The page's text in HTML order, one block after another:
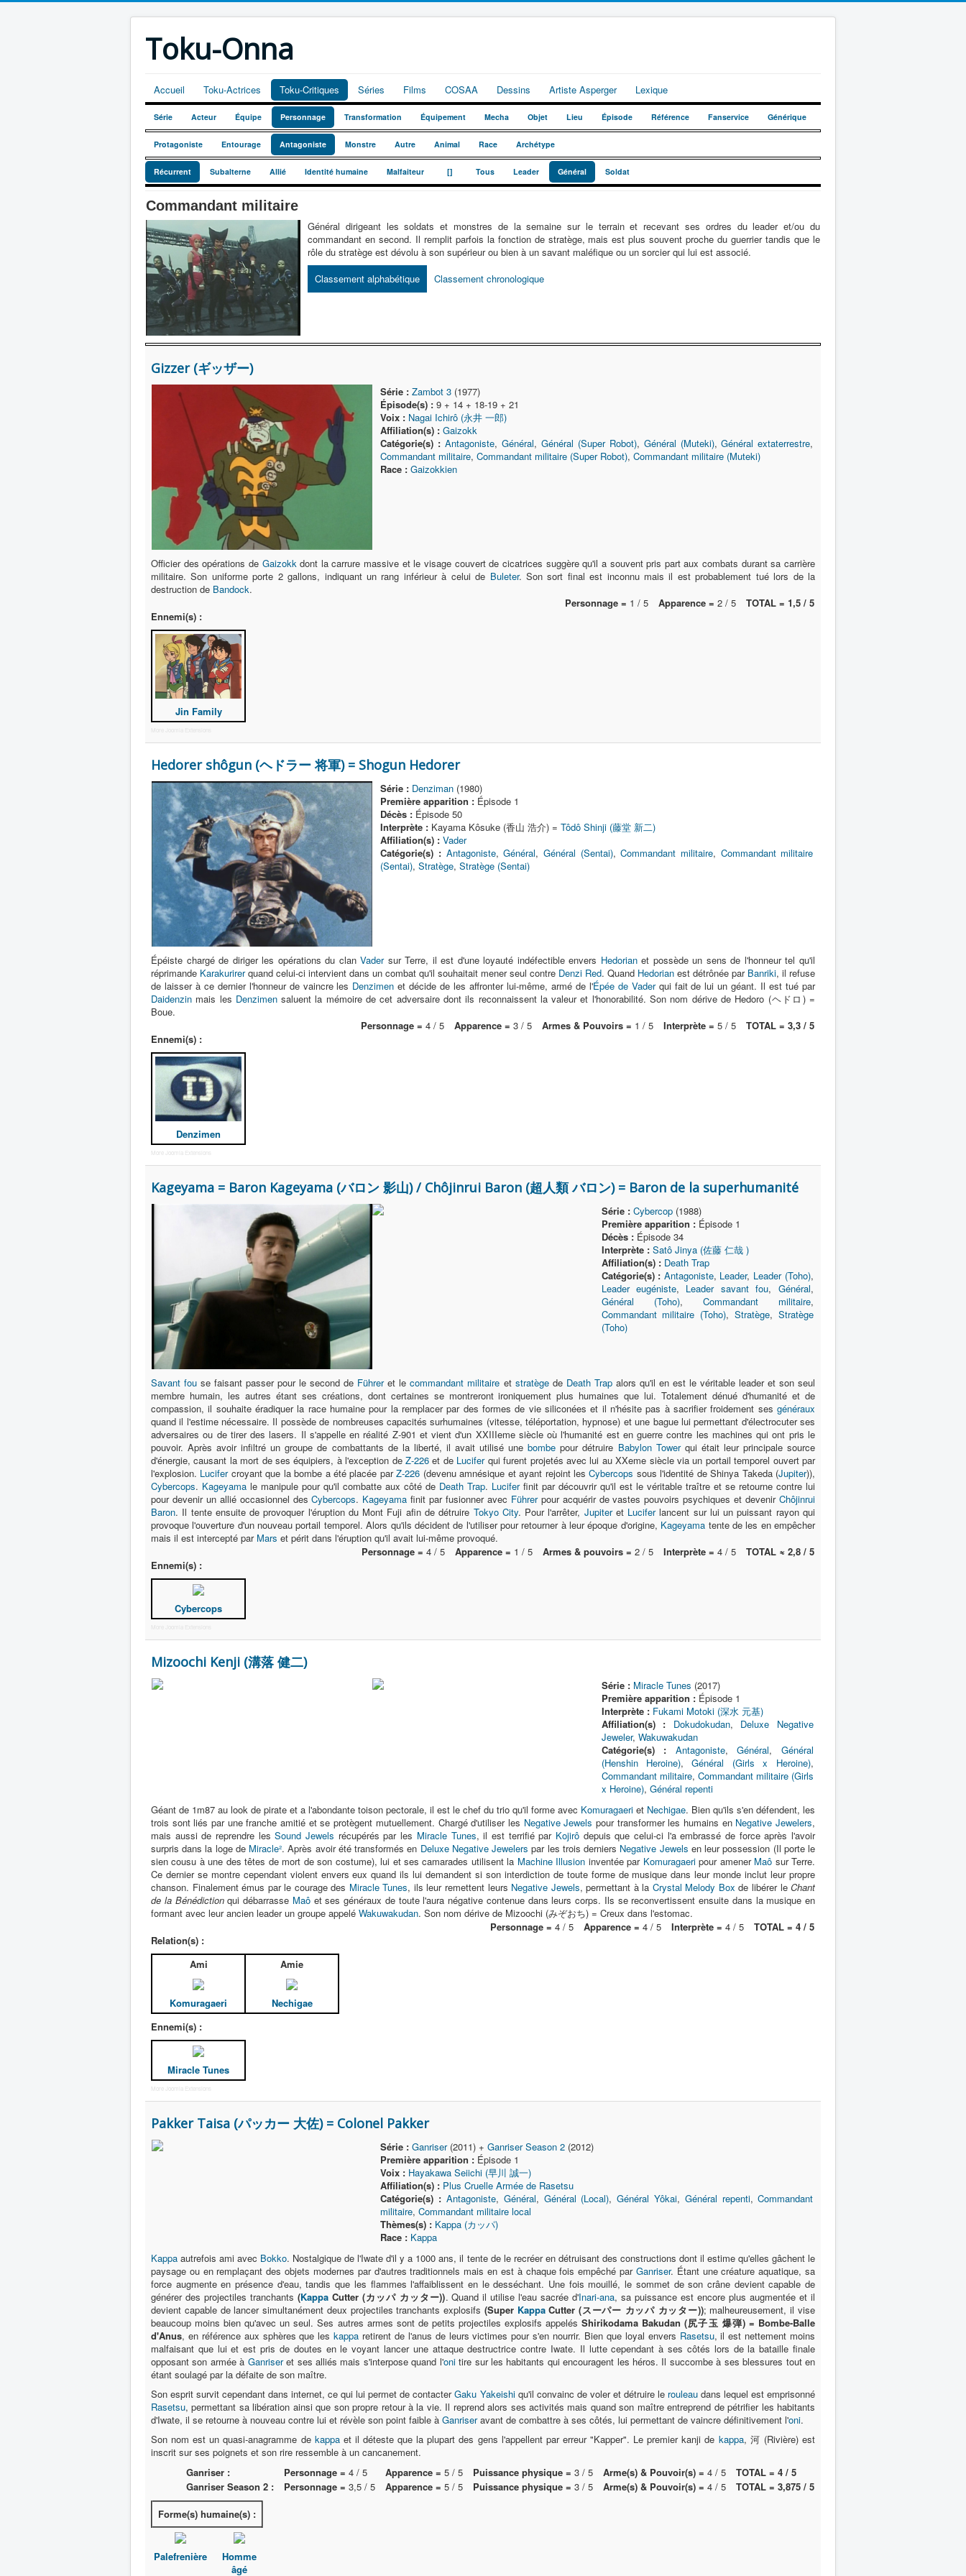
Toku-Onna
Accueil Toku-Actrices Toku-Critiques Séries Films COSAA Dessins Artiste Asperger Lexique
Série Acteur Équipe Personnage Transformation Équipement Mecha Objet Lieu Épisode Référence Fanservice Générique
Protagoniste Entourage Antagoniste Monstre Autre Animal Race Archétype
Récurrent Subalterne Allié Identité humaine Malfaiteur [] Tous Leader Général Soldat
Commandant militaire
Général dirigeant les soldats et monstres de la semaine sur le terrain et recevant ses ordres du leader et/ou du
commandant en second. Il remplit parfois la fonction de stratège, mais est plus souvent proche du guerrier tandis que le
rôle du stratège est dévolu à son supérieur ou bien à un savant maléfique ou un sorcier qui lui est associé.
Classement alphabétique
Classement chronologique
Gizzer (ギッザー)
Série : Zambot 3 (1977)
Épisode(s) : 9 + 14 + 18-19 + 21
Voix : Nagai Ichirô (永井 一郎)
Affiliation(s) : Gaizokk
Catégorie(s) : Antagoniste,Général, Général (Super Robot), Général (Muteki),Général extaterrestre,
Commandant militaire,Commandant militaire (Super Robot),Commandant militaire (Muteki)
Race : Gaizokkien
Officier des opérations de Gaizokkdont la carrure massive et le visage couvert de cicatrices suggère qu'il a souvent pris part aux combats durant sa carrière
militaire. Son uniforme porte 2 gallons, indiquant un rang inférieur à celui de Buleter. Son sort final est inconnu mais il est probablement tué lors de la
destruction de Bandock.
Personnage = 1 / 5 Apparence = 2 / 5
TOTAL = 1,5 / 5
Ennemi(s) :
Jin Family
More Joomla Extensions
Hedorer shôgun (ヘドラー 将軍) = Shogun Hedorer
Série : Denziman (1980)
Première apparition : Épisode 1
Décès : Épisode 50
Interprète : Kayama Kôsuke (香山 浩介) =Tôdô Shinji (藤堂 新二)
Affiliation(s) : Vader
Catégorie(s) : Antagoniste,Général, Général (Sentai),Commandant militaire, Commandant militaire
(Sentai),Stratège,Stratège (Sentai)
Épéiste chargé de diriger les opérations du clanVadersur Terre, il est d'une loyauté indéfectible envers Hedorianet possède un sens de l'honneur tel qu'il
réprimande Karakurirerquand celui-ci intervient dans un combat qu'il souhaitait mener seul contre Denzi Red. Quand Hedorian est détrônée par Banriki, il refuse
de laisser à ce dernier l'honneur de vaincre les Denzimen et décide de les affronter lui-même, armé de l'Épée de Vaderqui fait de lui un géant. Il est tué par
Daidenzin mais les Denzimensaluent la mémoire de cet adversaire dont ils reconnaissent la valeur et l'honorabilité. Son nom dérive de Hedoro (ヘドロ) =
Boue.
Personnage = 4 / 5 Apparence = 3 / 5 Armes & Pouvoirs = 1 / 5 Interprète = 5 / 5
TOTAL = 3,3 / 5
Ennemi(s) :
Denzimen
More Joomla Extensions
Kageyama = Baron Kageyama (バロン 影山) / Chôjinrui Baron (超人類 バロン) = Baron de la superhumanité
Série : Cybercop(1988)
Première apparition :Épisode 1
Décès :Épisode 34
Interprète : Satô Jinya (佐藤 仁哉 )
Affiliation(s) : Death Trap
Catégorie(s) : Antagoniste, Leader, Leader (Toho),
Leader eugéniste, Leader savant fou, Général,
Général (Toho), Commandant militaire,
Commandant militaire (Toho), Stratège, Stratège
(Toho)
Savant fou se faisant passer pour le second de Führeret lecommandant militaire et stratègede Death Trapalors qu'il en est le véritable leader et son seul
membre humain, les autres étant ses créations, dont certaines se montreront ironiquement plus humaines que lui. Totalement dénué d'humanité et de
compassion, il souhaite éradiquer la race humaine pour la remplacer par des formes de vie siliconées et il n'hésite pas à sacrifier froidement ses généraux
quand il l'estime nécessaire. Il possède de nombreuses capacités surhumaines (vitesse, téléportation, hypnose) et une bague lui permettant d'électrocuter ses
adversaires ou de tirer des lasers. Il s'appelle en réalité Z-901 et vient d'un XXIIIeme siècle où l'humanité est en guerre contre les machines qui ont pris le
pouvoir. Après avoir infiltré un groupe de combattants de la liberté, il avait utilisé unebombe pour détruire Babylon Towerqui était leur principale source
d'énergie, causant la mort de ses équipiers, à l'exception deZ-226 et de Luciferqui furent projetés avec lui au XXeme siècle via un portail temporel ouvert par
l'explosion. Lucifercroyant que la bombe a été placée parZ-226 (devenu amnésique et ayant rejoint lesCybercops sous l'identité de Shinya Takeda (Jupiter)),
Cybercops. Kageyama le manipule pour qu'il combatte aux côté de Death Trap. Luciferfinit par découvrir qu'il est le véritable traître et se retourne contre lui
pour devenir un allié occasionnel desCybercops. Kageyama finit par fusionner avec Führerpour acquérir de vastes pouvoirs psychiques et devenirChôjinrui
Baron. Il tente ensuite de provoquer l'éruption du Mont Fuji afin de détruire Tokyo City. Pour l'arrêter, Jupiteret Luciferlancent sur lui un puissant rayon qui
provoque l'ouverture d'un nouveau portail temporel. Alors qu'ils décident de l'utiliser pour retourner à leur époque d'origine, Kageyama tente de les en empêcher
mais il est intercepté par Mars et périt dans l'éruption qu'il avait lui-même provoqué.
Personnage = 4 / 5 Apparence = 1 / 5 Armes & pouvoirs = 2 / 5 Interprète = 4 / 5
TOTAL ≈ 2,8 / 5
Ennemi(s) :
Cybercops
More Joomla Extensions
Mizoochi Kenji (溝落 健二)
Série : Miracle Tunes (2017)
Première apparition :Épisode 1
Interprète : Fukami Motoki (深水 元基)
Affiliation(s) :
Dokudokudan, Deluxe Negative
Jeweler, Wakuwakudan
Catégorie(s) :
Antagoniste,Général, Général
(Henshin Heroine),Général (Girls x Heroine),
Commandant militaire, Commandant militaire (Girls
x Heroine), Général repenti
Géant de 1m87 au look de pirate et a l'abondante toison pectorale, il est le chef du trio qu'il forme avec Komuragaeri et Nechigae. Bien qu'ils s'en défendent, les
trois sont liés par une franche amitié et se protègent mutuellement. Chargé d'utiliser les Negative Jewels pour transformer les humains en Negative Jewelers,
mais aussi de reprendre lesSound Jewels récupérés par les Miracle Tunes, il est terrifié par Kojirôdepuis que celui-ci l'a embrassé de force après l'avoir
surpris dans la loge de Miracle². Après avoir été transformés en Deluxe Negative Jewelers par les trois derniers Negative Jewels en leur possession (Il porte le
sien cousu à une des têtes de mort de son costume), lui et ses camarades utilisent la Machine Illusion inventée par Komuragaeripour amener Maô sur Terre.
Ce dernier se montre cependant violent envers eux quand ils lui demandent si son interdiction de toute forme de musique dans leur monde inclut leur propre
chanson. Finalement émus par le courage des Miracle Tunes, ils leur remettent leurs Negative Jewels, permettant à la Crystal Melody Box de libérer leChant
de la Bénédictionqui débarrasse Maôet ses généraux de toute l'aura négative contenue dans leurs corps. Ils se reconvertissent ensuite dans la musique en
formant avec leur ancien leader un groupe appelé Wakuwakudan. Son nom dérive de Mizoochi (みぞおち) = Creux dans l'estomac.
Personnage = 4 / 5 Apparence = 4 / 5 Interprète = 4 / 5
TOTAL = 4 / 5
Relation(s) :
Ami
Komuragaeri
Amie
Nechigae
Ennemi(s) :
Miracle Tunes
More Joomla Extensions
Pakker Taisa (パッカー 大佐) = Colonel Pakker
Série : Ganriser(2011) +Ganriser Season 2 (2012)
Première apparition : Épisode 1
Voix : Hayakawa Seiichi (早川 誠一)
Affiliation(s) : Plus Cruelle Armée de Rasetsu
Catégorie(s) : Antagoniste, Général, Général (Local),Général Yôkai, Général repenti,Commandant
militaire,Commandant militaire local
Thèmes(s) : Kappa (カッパ)
Race : Kappa
Kappa autrefois ami avec Bokko. Nostalgique de l'Iwate d'il y a 1000 ans, il tente de le recréer en détruisant des constructions dont il estime qu'elles gâchent le
paysage ou en remplaçant des objets modernes par d'autres traditionnels mais en est à chaque fois empêché par Ganriser. Étant une créature aquatique, sa
force augmente en présence d'eau, tandis que les flammes l'affaiblissent en le desséchant. Une fois mouillé, le sommet de son crâne devient capable de
générer des projectiles tranchants (KappaCutter (カッパ カッター)). Quand il utilise l'eau sacrée d'Inari-ana, sa puissance est encore plus augmentée et il
devient capable de lancer simultanément deux projectiles tranchants explosifs (Super KappaCutter (スーパー カッパ カッター)); malheureusement, il vise
beaucoup moins bien qu'avec un seul. Ses autres armes sont de petits projectiles explosifs appelésShirikodama Bakudan (尻子玉 爆弾) = Bombe-Balle
d'Anus, en référence aux sphères que leskappa retirent de l'anus de leurs victimes pour s'en nourrir. Bien que loyal envers Rasetsu, il est nettement moins
malfaisant que lui et est pris de doutes en le voyant lancer une attaque destructrice contre Iwate. Il lutte cependant à ses côtés lors de la bataille finale
opposant son armée à Ganriseret ses alliés mais s'interpose quand l'onitire sur les habitants qui encouragent les héros. Il succombe à ses blessures tout en
étant soulagé par la défaite de son maître.
Son esprit survit cependant dans internet, ce qui lui permet de contacterGaku Yakeishiqu'il convainc de voler et détruire le rouleaudans lequel est emprisonné
Rasetsu, permettant sa libération ainsi que son propre retour à la vie. Il reprend alors ses activités mais quand son maître entreprend de pétrifier les habitants
d'Iwate, il se retourne à nouveau contre lui et révèle son point faible à Ganriseravant de combattre à ses côtés, lui permettant de vaincre définitivement l'oni.
Son nom est un quasi-anagramme de kappaet il déteste que la plupart des gens l'appellent par erreur "Kapper". Le premier kanji de kappa, 河 (Rivière) est
inscrit sur ses poignets et son rire ressemble à un cancanement.
Ganriser :
Personnage = 4 / 5 Apparence = 5 / 5 Puissance physique = 3 / 5 Arme(s) & Pouvoir(s) = 4 / 5
TOTAL = 4 / 5
Ganriser Season 2 :
Personnage = 3,5 / 5 Apparence = 5 / 5 Puissance physique = 3 / 5 Arme(s) & Pouvoir(s) = 4 / 5
TOTAL = 3,875 / 5
Forme(s) humaine(s) :
Palefrenière
Homme
âgé